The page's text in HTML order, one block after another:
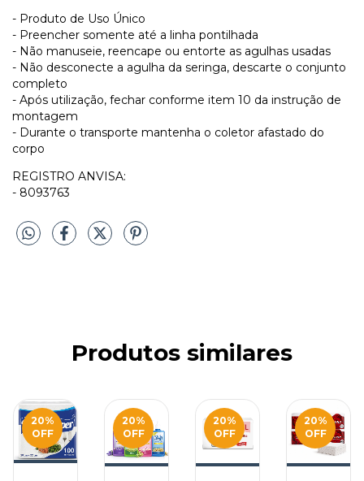
- Produto de Uso Único
- Preencher somente até a linha pontilhada
- Não manuseie, reencape ou entorte as agulhas usadas
- Não desconecte a agulha da seringa, descarte o conjunto
completo
- Após utilização, fechar conforme item 10 da instrução de
montagem
- Durante o transporte mantenha o coletor afastado do
corpo
REGISTRO ANVISA:
- 8093763
Produtos similares
20%
OFF
20%
OFF
20%
OFF
20%
OFF